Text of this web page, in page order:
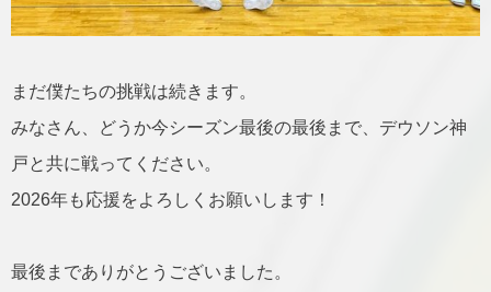
まだ僕たちの挑戦は続きます。
みなさん、どうか今シーズン最後の最後まで、デウソン神
戸と共に戦ってください。
2026年も応援をよろしくお願いします！
最後までありがとうございました。